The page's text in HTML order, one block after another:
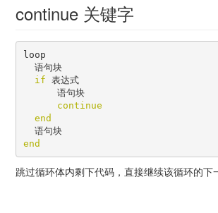
continue 关键字
loop
if 表达式
continue
end
  语句块
end
跳过循环体内剩下代码，直接继续该循环的下